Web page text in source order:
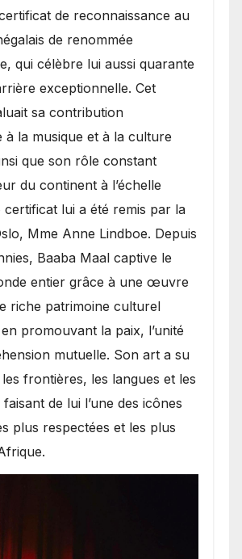
de reconnaissance au
de renommée
qui célèbre lui aussi quarante
exceptionnelle. Cet
sa contribution
à la musique et à la culture
que son rôle constant
du continent à l’échelle
certificat lui a été remis par la
Mme Anne Lindboe. Depuis
Baaba Maal captive le
entier grâce à une œuvre
riche patrimoine culturel
promouvant la paix, l’unité
mutuelle. Son art a su
frontières, les langues et les
de lui l’une des icônes
plus respectées et les plus